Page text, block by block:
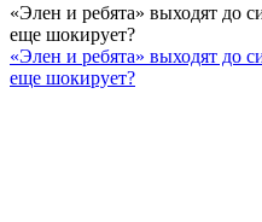
«Элен и ребята» выходят до
еще шокирует?
«Элен и ребята» выходят до
еще шокирует?